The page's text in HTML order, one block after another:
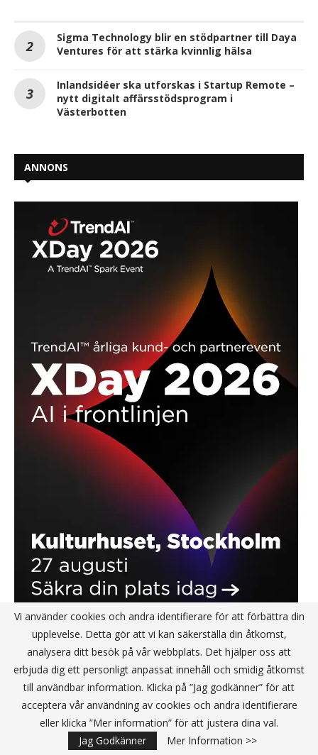
Sigma Technology blir en stödpartner till Daya
Ventures för att stärka kvinnlig hälsa
Inlandsidéer ska utforskas i Startup Remote –
nytt digitalt affärsstödsprogram i
Västerbotten
ANNONS
NYHETSBREV JA TACK
Vi använder cookies och andra identifierare för att förbättra din
upplevelse. Detta gör att vi kan säkerställa din åtkomst,
analysera ditt besök på vår webbplats. Det hjälper oss att
erbjuda dig ett personligt anpassat innehåll och smidig åtkomst
till användbar information. Klicka på ”Jag godkänner” för att
acceptera vår användning av cookies och andra identifierare
eller klicka ”Mer information” för att justera dina val.
Jag Godkänner
Mer Information >>